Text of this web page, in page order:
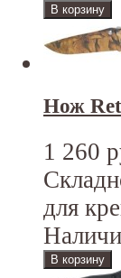
Нож
1 260
для